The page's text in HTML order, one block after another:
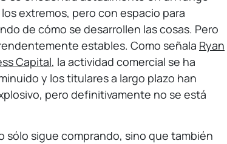
extremos, pero con espacio para
de cómo se desarrollen las cosas. Pero
estables. Como señala Ryan
Capital, la actividad comercial se ha
y los titulares a largo plazo han
pero definitivamente no se está
sólo sigue comprando, sino que también